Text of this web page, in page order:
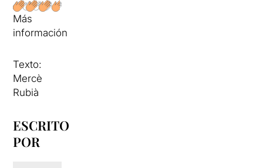
Más
información
Texto:
Mercè
Rubià
ESCRITO
POR